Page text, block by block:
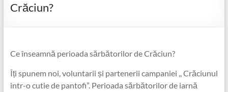
Crăciun?
Ce înseamnă perioada sărbătorilor de Crăciun?
Îți spunem noi, voluntarii și partenerii campaniei ,, Crăciunul
intr-o cutie de pantofi”. Perioada sărbătorilor de iarnă